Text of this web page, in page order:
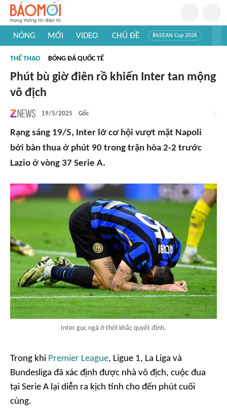
NÓNG MỚI VIDEO CHỦ ĐỀ #ASEAN Cup 2026
#Khám phá thế giới
THỂ THAO BÓNG ĐÁ QUỐC TẾ
Phút bù giờ điên rồ khiến Inter tan mộng
vô địch
19/5/2025 Gốc
Rạng sáng 19/5, Inter lỡ cơ hội vượt mặt Napoli
bởi bàn thua ở phút 90 trong trận hòa 2-2 trước
Lazio ở vòng 37 Serie A.
Inter gục ngã ở thời khắc quyết định.
Trong khi Premier League, Ligue 1, La Liga và
Bundesliga đã xác định được nhà vô địch, cuộc đua
tại Serie A lại diễn ra kịch tính cho đến phút cuối
cùng.